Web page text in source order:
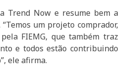
Trend Now e resume bem a
um projeto comprador,
FIEMG, que também traz
e todos estão contribuindo
ele afirma.